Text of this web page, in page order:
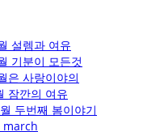
설렘과 여유
기분이 모든것
은 사랑이야의
잠깐의 여유
두번째 봄이야기
march